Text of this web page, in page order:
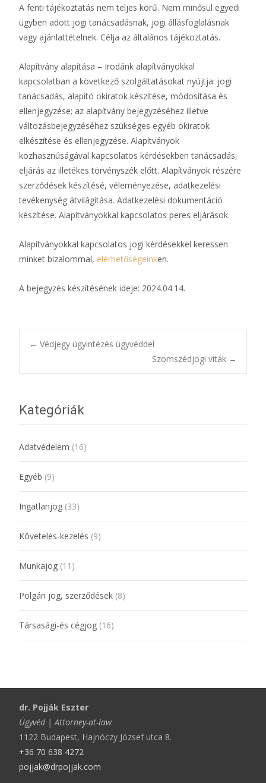
A fenti tájékoztatás nem teljes körű. Nem minősül egyedi
ügyben adott jogi tanácsadásnak, jogi állásfoglalásnak
vagy ajánlattételnek. Célja az általános tájékoztatás.
Alapítvány alapítása – Irodánk alapítványokkal
kapcsolatban a következő szolgáltatásokat nyújtja: jogi
tanácsadás, alapító okiratok készítése, módosítása és
ellenjegyzése; az alapítvány bejegyzéséhez illetve
változásbejegyzéséhez szükséges egyéb okiratok
elkészítése és ellenjegyzése. Alapítványok
közhasznúságával kapcsolatos kérdésekben tanácsadás,
eljárás az illetékes törvényszék előtt. Alapítványok részére
szerződések készítésé, véleményezése, adatkezelési
tevékenység átvilágítása. Adatkezelési dokumentáció
készítése. Alapítványokkal kapcsolatos peres eljárások.
Alapítványokkal kapcsolatos jogi kérdésekkel keressen
minket bizalommal, elérhetőségeinken.
A bejegyzés készítésének ideje: 2024.04.14.
← Védjegy ügyintézés ügyvéddel
Szomszédjogi viták →
Kategóriák
Adatvédelem (16)
Egyéb (9)
Ingatlanjog (33)
Követelés-kezelés (9)
Munkajog (11)
Polgári jog, szerződések (8)
Társasági-és cégjog (16)
dr. Pojják Eszter
Ügyvéd | Attorney-at-law
1122 Budapest, Hajnóczy József utca 8.
+36 70 638 4272
pojjak@drpojjak.com